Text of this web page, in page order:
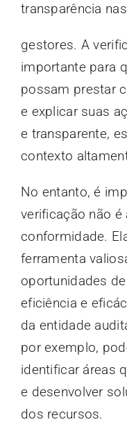
transparência
gestores. A
importante para
possam prestar
e explicar suas
e transparente,
contexto
No entanto, é
verificação não
conformidade.
ferramenta
oportunidades
eficiência e
da entidade
por exemplo,
identificar áreas
e desenvolver
dos recursos.